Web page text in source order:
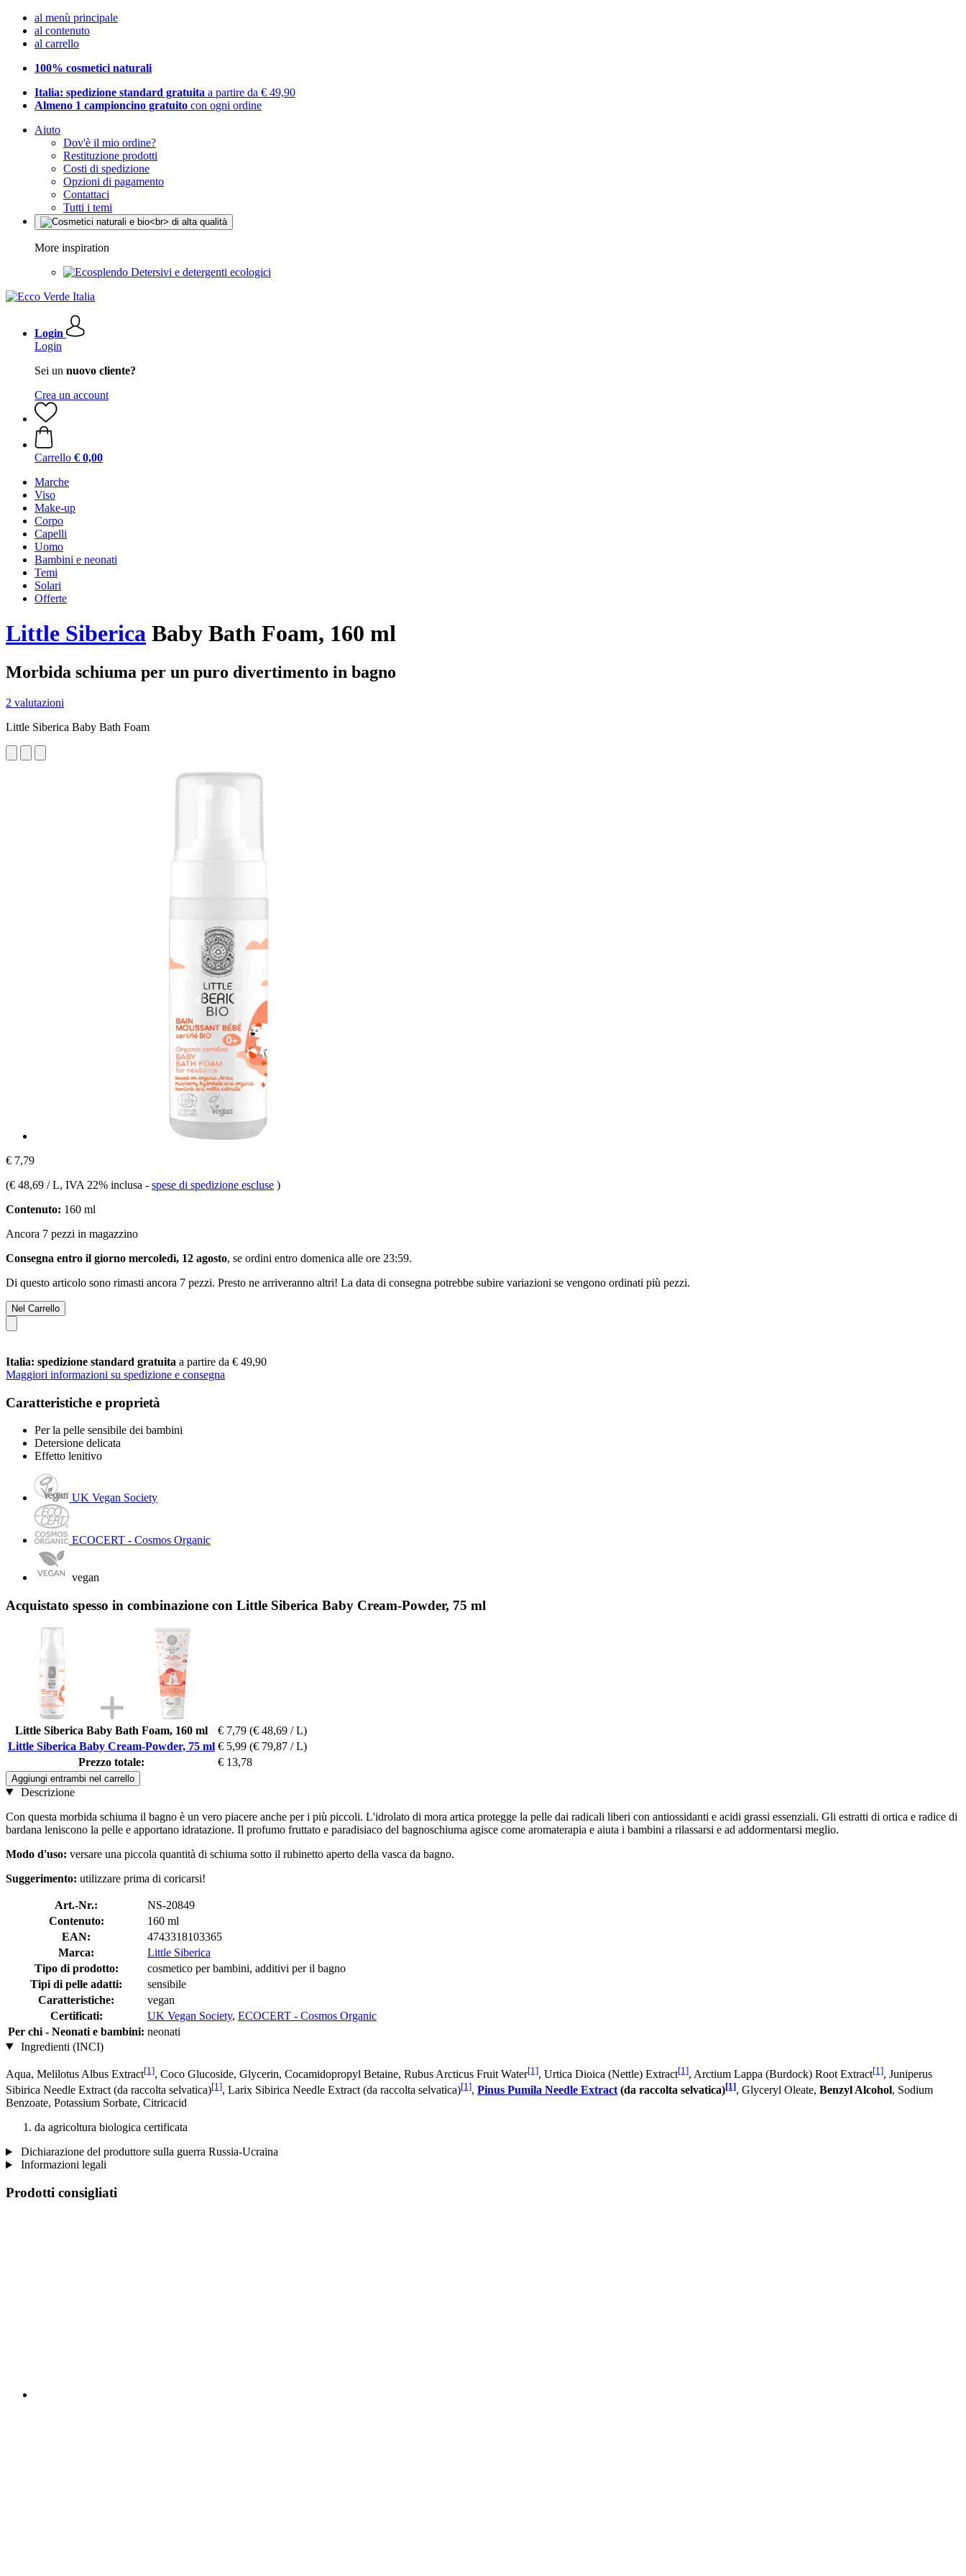
al menù principale
al contenuto
al carrello
100% cosmetici naturali
Italia: spedizione standard gratuita a partire da € 49,90
Almeno 1 campioncino gratuito con ogni ordine
Aiuto
Dov'è il mio ordine?
Restituzione prodotti
Costi di spedizione
Opzioni di pagamento
Contattaci
Tutti i temi
More inspiration
Detersivi e detergenti ecologici
Login
Login
Sei un nuovo cliente?
Crea un account
Carrello € 0,00
Marche
Viso
Make-up
Corpo
Capelli
Uomo
Bambini e neonati
Temi
Solari
Offerte
Little Siberica Baby Bath Foam, 160 ml
Morbida schiuma per un puro divertimento in bagno
2 valutazioni
Little Siberica Baby Bath Foam
€ 7,79
(€ 48,69 / L, IVA 22% inclusa - spese di spedizione escluse )
Contenuto: 160 ml
Ancora 7 pezzi in magazzino
Consegna entro il giorno mercoledì, 12 agosto, se ordini entro domenica alle ore 23:59.
Di questo articolo sono rimasti ancora 7 pezzi. Presto ne arriveranno altri! La data di consegna potrebbe subire variazioni se vengono ordinati più pezzi.
Nel Carrello
Italia: spedizione standard gratuita a partire da € 49,90
Maggiori informazioni su spedizione e consegna
Caratteristiche e proprietà
Per la pelle sensibile dei bambini
Detersione delicata
Effetto lenitivo
UK Vegan Society
ECOCERT - Cosmos Organic
vegan
Acquistato spesso in combinazione con Little Siberica Baby Cream-Powder, 75 ml
Little Siberica Baby Bath Foam, 160 ml € 7,79 (€ 48,69 / L)
Little Siberica Baby Cream-Powder, 75 ml € 5,99 (€ 79,87 / L)
Prezzo totale:
€ 13,78
Aggiungi entrambi nel carrello
Descrizione
Con questa morbida schiuma il bagno è un vero piacere anche per i più piccoli. L'idrolato di mora artica protegge la pelle dai radicali liberi con antiossidanti e acidi grassi essenziali. Gli estratti di ortica e radice di
bardana leniscono la pelle e apportano idratazione. Il profumo fruttato e paradisiaco del bagnoschiuma agisce come aromaterapia e aiuta i bambini a rilassarsi e ad addormentarsi meglio.
Modo d'uso: versare una piccola quantità di schiuma sotto il rubinetto aperto della vasca da bagno.
Suggerimento: utilizzare prima di coricarsi!
Art.-Nr.:
NS-20849
Contenuto:
160 ml
EAN:
4743318103365
Marca:
Little Siberica
Tipo di prodotto:
cosmetico per bambini, additivi per il bagno
Tipi di pelle adatti:
sensibile
Caratteristiche:
vegan
Certificati:
UK Vegan Society, ECOCERT - Cosmos Organic
Per chi - Neonati e bambini: neonati
Ingredienti (INCI)
Aqua, Melilotus Albus Extract[1], Coco Glucoside, Glycerin, Cocamidopropyl Betaine, Rubus Arcticus Fruit Water[1], Urtica Dioica (Nettle) Extract[1], Arctium Lappa (Burdock) Root Extract[1], Juniperus
Sibirica Needle Extract (da raccolta selvatica)[1], Larix Sibirica Needle Extract (da raccolta selvatica)[1], Pinus Pumila Needle Extract (da raccolta selvatica)[1], Glyceryl Oleate, Benzyl Alcohol, Sodium
Benzoate, Potassium Sorbate, Citricacid
da agricoltura biologica certificata
Dichiarazione del produttore sulla guerra Russia-Ucraina
Informazioni legali
Prodotti consigliati